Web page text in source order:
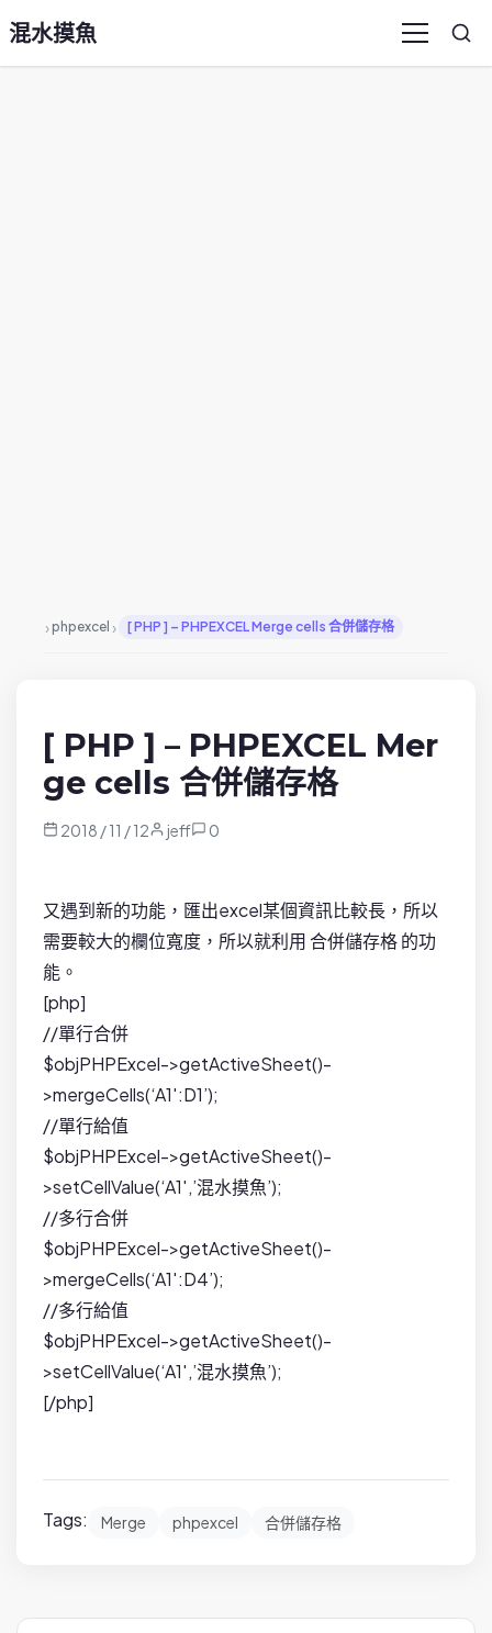
混水摸魚 Menu
›phpexcel › [ PHP ] – PHPEXCEL Merge cells 合併儲存格
[ PHP ] – PHPEXCEL Mer
ge cells 合併儲存格
2018 / 11 / 12 jeff 0
又遇到新的功能，匯出excel某個資訊比較長，所以
需要較大的欄位寬度，所以就利用 合併儲存格 的功
能。
[php]
//單行合併
$objPHPExcel->getActiveSheet()-
>mergeCells(‘A1′:D1’);
//單行給值
$objPHPExcel->getActiveSheet()-
>setCellValue(‘A1′,’混水摸魚’);
//多行合併
$objPHPExcel->getActiveSheet()-
>mergeCells(‘A1′:D4’);
//多行給值
$objPHPExcel->getActiveSheet()-
>setCellValue(‘A1′,’混水摸魚’);
[/php]
Tags: Merge phpexcel 合併儲存格